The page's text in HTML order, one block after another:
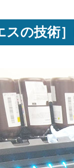
スの技術